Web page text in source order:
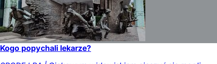
Kogo popychali lekarze?